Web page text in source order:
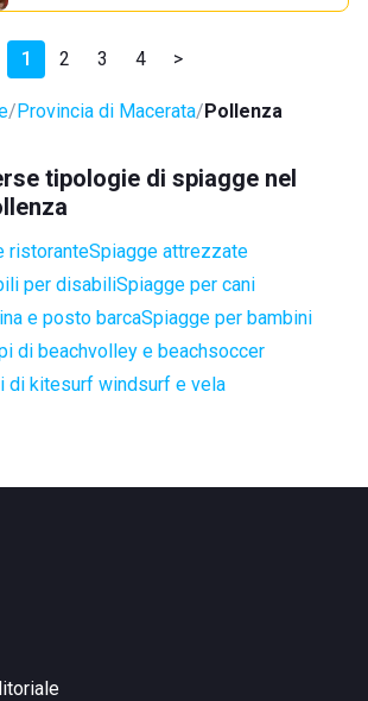
1 2 3 4 >
Provincia di Macerata Pollenza
tipologie di spiagge nel
ristoranteSpiagge attrezzate
per disabiliSpiagge per cani
e posto barcaSpiagge per bambini
di beachvolley e beachsoccer
di kitesurf windsurf e vela